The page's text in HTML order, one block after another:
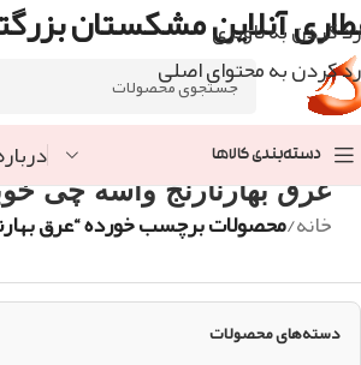
رد کردن به ناوبری
رد کردن به محتوای اصلی
آنلاین مشکستان
دسته‌بندی کالاها
عرق بهارنارنج واسه چی
خانه/محصولات برچسب خورده “عرق
دسته‌های محصولات